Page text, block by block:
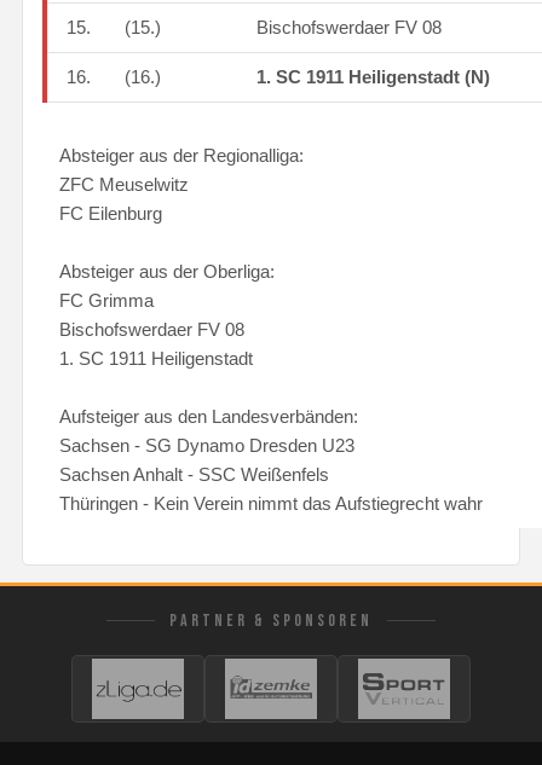
15. (15.) Bischofswerdaer FV 08
16. (16.) 1. SC 1911 Heiligenstadt (N)
Absteiger aus der Regionalliga:
ZFC Meuselwitz
FC Eilenburg
Absteiger aus der Oberliga:
FC Grimma
Bischofswerdaer FV 08
1. SC 1911 Heiligenstadt
Aufsteiger aus den Landesverbänden:
Sachsen - SG Dynamo Dresden U23
Sachsen Anhalt - SSC Weißenfels
Thüringen - Kein Verein nimmt das Aufstiegrecht wahr
PARTNER & SPONSOREN